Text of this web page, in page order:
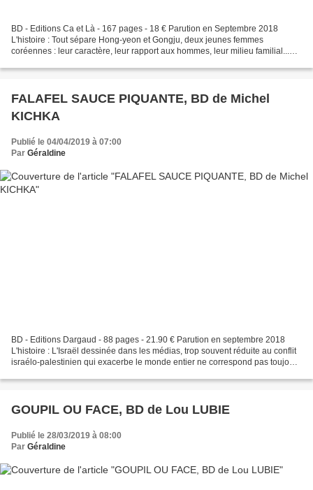
BD - Editions Ca et Là - 167 pages - 18 € Parution en Septembre 2018
L'histoire : Tout sépare Hong-yeon et Gongju, deux jeunes femmes
coréennes : leur caractère, leur rapport aux hommes, leur milieu familial...
FALAFEL SAUCE PIQUANTE, BD de Michel
KICHKA
Publié le 04/04/2019 à 07:00
Par Géraldine
BD - Editions Dargaud - 88 pages - 21.90 € Parution en septembre 2018
L'histoire : L'Israël dessinée dans les médias, trop souvent réduite au conflit
israélo-palestinien qui exacerbe le monde entier ne correspond pas toujours
GOUPIL OU FACE, BD de Lou LUBIE
Publié le 28/03/2019 à 08:00
Par Géraldine